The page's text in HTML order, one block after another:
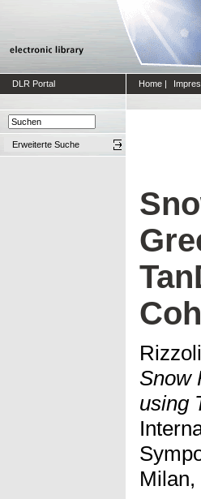
DLR Portal Home |
Erweiterte Suche
Snow
using
Milan,